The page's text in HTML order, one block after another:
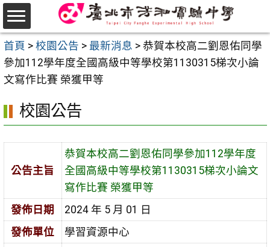
跳
至
主
要
內
首頁 > 校園公告 > 最新消息 > 恭賀本校高二劉恩佑同學
參加112學年度全國高級中等學校第1130315梯次小論
文寫作比賽 榮獲甲等
校園公告
公告主旨
恭賀本校高二劉恩佑同學參加112學年度
全國高級中等學校第1130315梯次小論文
寫作比賽 榮獲甲等
發佈日期
2024 年 5 月 01 日
發佈單位
學習資源中心
選
單